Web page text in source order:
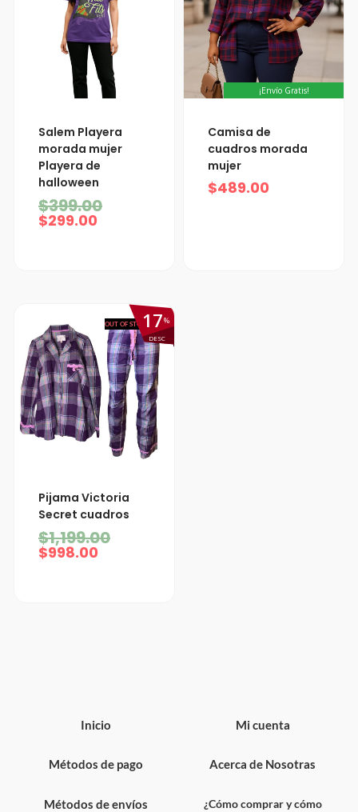
Salem Playera
morada mujer
Playera de
halloween
$399.00
El
precio
original
$299.00
El
precio
actual
es:
$299.00.
¡Envío Gratis!
Camisa de
cuadros morada
mujer
$489.00
OUT OF STOCK %
DESC
17
Pijama Victoria
Secret cuadros
$1,199.00
El
precio
original
$998.00
El
precio
actual
es:
Inicio
Métodos de pago
Métodos de envíos
Mi cuenta
Acerca de Nosotras
¿Cómo comprar y cómo